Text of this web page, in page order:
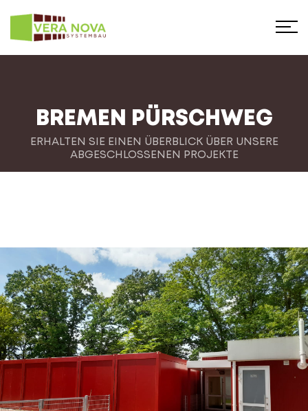
BREMEN PÜRSCHWEG
ERHALTEN SIE EINEN ÜBERBLICK ÜBER UNSERE
ABGESCHLOSSENEN PROJEKTE